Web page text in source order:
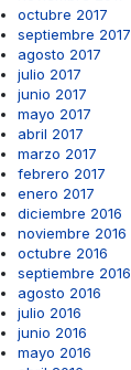
octubre 2017
septiembre 2017
agosto 2017
julio 2017
junio 2017
mayo 2017
abril 2017
marzo 2017
febrero 2017
enero 2017
diciembre 2016
noviembre 2016
octubre 2016
septiembre 2016
agosto 2016
julio 2016
junio 2016
mayo 2016